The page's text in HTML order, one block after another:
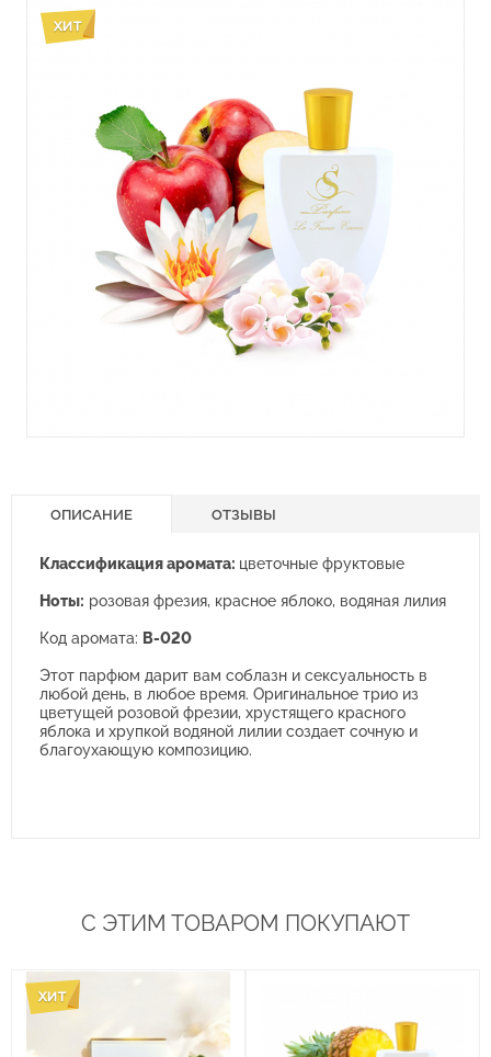
ОПИСАНИЕ ОТЗЫВЫ
Классификация аромата: цветочные фруктовые
Ноты: розовая фрезия, красное яблоко, водяная лилия
Код аромата: B-020
Этот парфюм дарит вам соблазн и сексуальность в
любой день, в любое время. Оригинальное трио из
цветущей розовой фрезии, хрустящего красного
яблока и хрупкой водяной лилии создает сочную и
благоухающую композицию.
С ЭТИМ ТОВАРОМ ПОКУПАЮТ